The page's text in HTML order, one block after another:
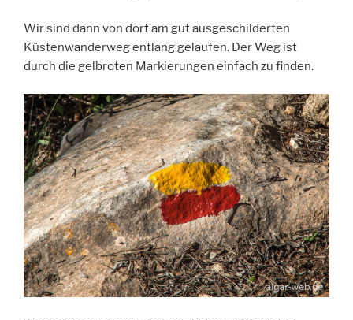
Wir sind dann von dort am gut ausgeschilderten
Küstenwanderweg entlang gelaufen. Der Weg ist
durch die gelbroten Markierungen einfach zu finden.